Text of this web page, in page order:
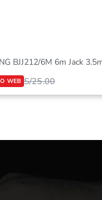
BJJ212/6M 6m Jack
S/25.00